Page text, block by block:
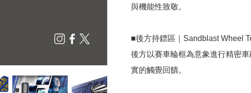
與機能性致敬。
■後方持鏢區｜Sandblast Wheel
後方以賽車輪框為意象進行精密
實的觸覺回饋。